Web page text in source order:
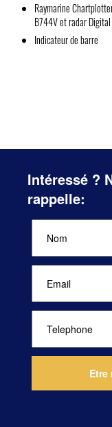
Raymarine
B744V et radar
Indicateur de barre
Intéressé ?
rappelle: